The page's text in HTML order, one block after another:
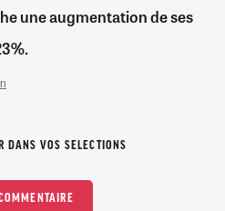
une augmentation de ses
DANS VOS SELECTIONS